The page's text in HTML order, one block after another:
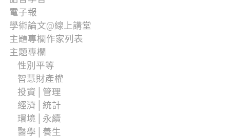
電子報
學術論文@線上講堂
主題專欄作家列表
主題專欄
性別平等
智慧財產權
投資│管理
經濟│統計
環境│永續
醫學│養生